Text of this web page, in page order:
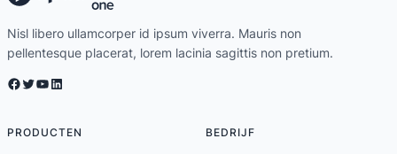
Nisl libero ullamcorper id ipsum viverra. Mauris non
pellentesque placerat, lorem lacinia sagittis non pretium.
Facebook Twitter YouTube LinkedIn
PRODUCTEN BEDRIJF